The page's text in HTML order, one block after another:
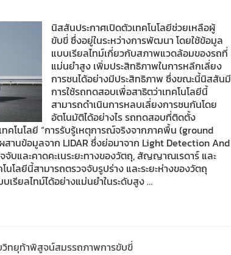
นิสสันประกาศเปิดตัวเทคโนโลยีช่วยเหลือผู้
ขับขี่ ซึ่งอยู่ในระหว่างการพัฒนา โดยใช้ข้อมูล
แบบเรียลไทม์เกี่ยวกับสภาพแวดล้อมของรถที่
แม่นยำสูง เพิ่มประสิทธิภาพในการหลีกเลี่ยง
การชนได้อย่างมีประสิทธิภาพ ซึ่งขณะนี้นิสสันมี
การใช้รถทดสอบเพื่อสาธิตว่าเทคโนโลยีนี้
สามารถดำเนินการหลบเลี่ยงการชนกันโดย
อัตโนมัติได้อย่างไร รถทดสอบที่ติดตั้ง
ทคโนโลยี “การรับรู้เหตุการณ์จริงจากภาคพื้น (ground
นข้อมูลจาก LIDAR ซึ่งย่อมาจาก Light Detection And
บและคาดคะเนระยะทางของวัตถุ, สัญญาณเรดาร์ และ
โลยีนี้สามารถตรวจจับรูปร่าง และระยะห่างของวัตถุ
รียลไทม์ได้อย่างแม่นยำในระดับสูง …
วิทยุท้าพิสูจน์สมรรถภาพการขับขี่